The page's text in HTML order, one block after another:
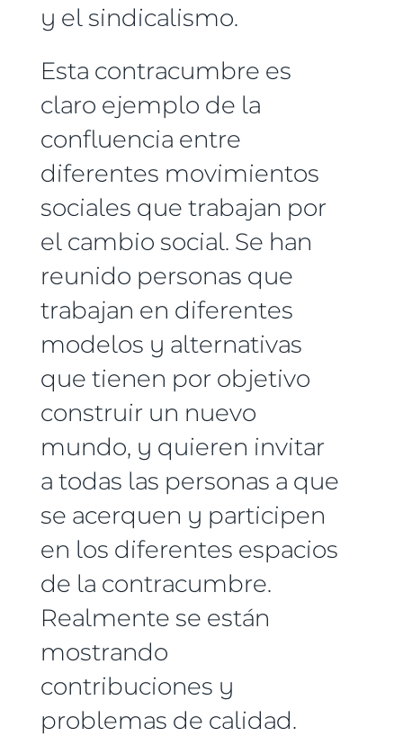
y el sindicalismo.
Esta contracumbre es
claro ejemplo de la
confluencia entre
diferentes movimientos
sociales que trabajan por
el cambio social. Se han
reunido personas que
trabajan en diferentes
modelos y alternativas
que tienen por objetivo
construir un nuevo
mundo, y quieren invitar
a todas las personas a que
se acerquen y participen
en los diferentes espacios
de la contracumbre.
Realmente se están
mostrando
contribuciones y
problemas de calidad.